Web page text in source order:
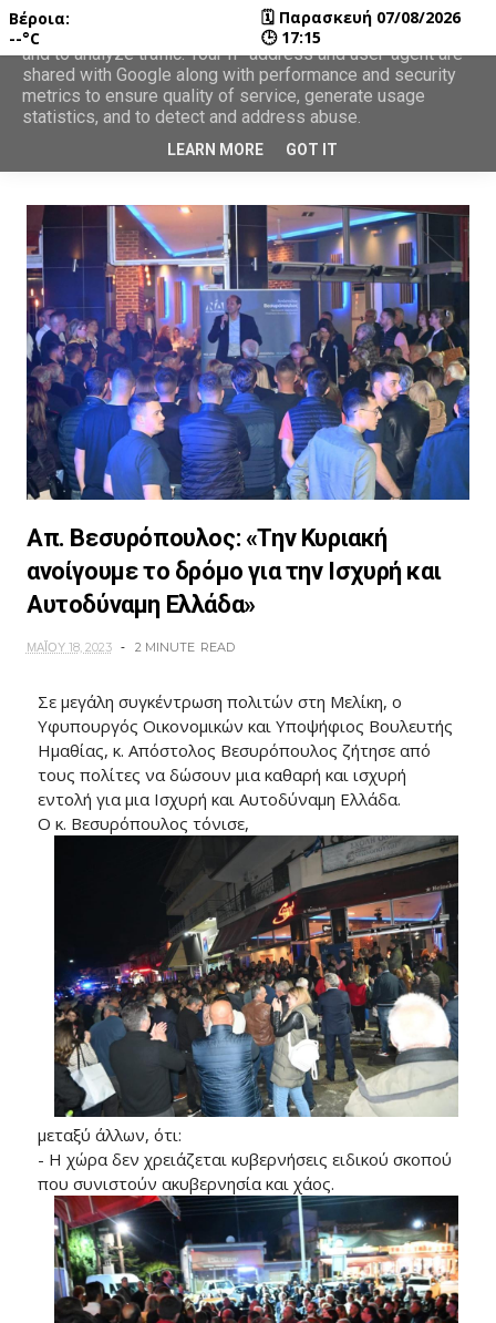
Απ. Βεσυρόπουλος: «Την Κυριακή
ανοίγουμε το δρόμο για την Ισχυρή και
Αυτοδύναμη Ελλάδα»
ΜΑΪ́ΟΥ 18, 2023 2 MINUTE READ
Σε μεγάλη συγκέντρωση πολιτών στη Μελίκη, ο
Υφυπουργός Οικονομικών και Υποψήφιος Βουλευτής
Ημαθίας, κ. Απόστολος Βεσυρόπουλος ζήτησε από
τους πολίτες να δώσουν μια καθαρή και ισχυρή
εντολή για μια Ισχυρή και Αυτοδύναμη Ελλάδα.
Ο κ. Βεσυρόπουλος τόνισε,
μεταξύ άλλων, ότι:
- Η χώρα δεν χρειάζεται κυβερνήσεις ειδικού σκοπού
που συνιστούν ακυβερνησία και χάος.
Βέροια:
--°C
🗓 Παρασκευή 07/08/2026
🕒 17:15
This site uses cookies from Google to deliver its services
and to analyze traffic. Your IP address and user-agent are
shared with Google along with performance and security
metrics to ensure quality of service, generate usage
statistics, and to detect and address abuse.
LEARN MORE GOT IT